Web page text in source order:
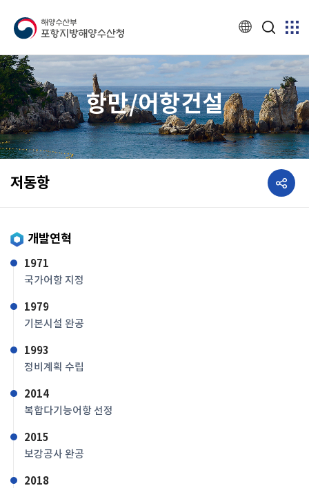
항만/어항건설
저동항 공유하기
개발연혁
1971
국가어항 지정
1979
기본시설 완공
1993
정비계획 수립
2014
복합다기능어항 선정
2015
보강공사 완공
2018